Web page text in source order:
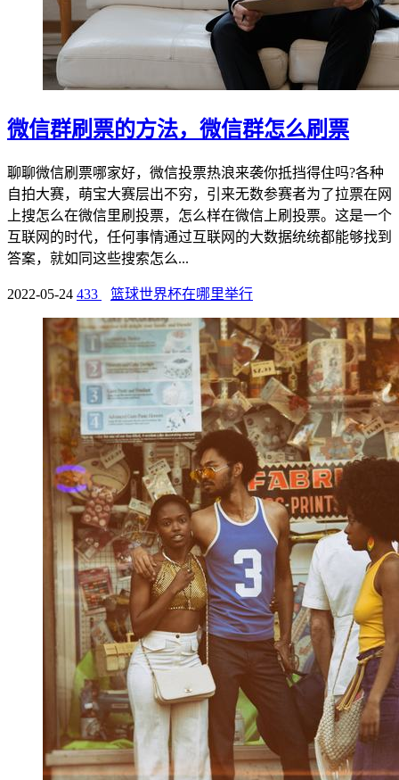
微信群刷票的方法，微信群怎么刷票
聊聊微信刷票哪家好，微信投票热浪来袭你抵挡得住吗?各种
自拍大赛，萌宝大赛层出不穷，引来无数参赛者为了拉票在网
上搜怎么在微信里刷投票，怎么样在微信上刷投票。这是一个
互联网的时代，任何事情通过互联网的大数据统统都能够找到
答案，就如同这些搜索怎么...
2022-05-24 433 篮球世界杯在哪里举行